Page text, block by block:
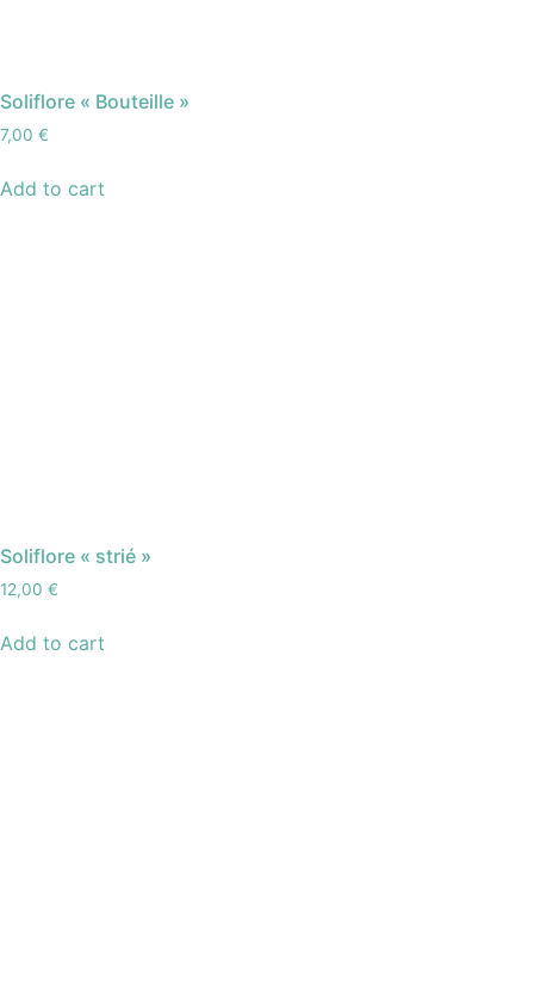
Soliflore « Bouteille »
7,00 €
Add to cart
Soliflore « strié »
12,00 €
Add to cart